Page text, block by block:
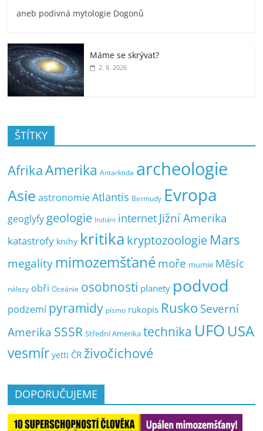
aneb podivná mytologie Dogonů
Máme se skrývat?
2. 8. 2026
ŠTÍTKY
AfrikaAmerika Antarktida archeologie
Asie astronomie Atlantis Bermudy Evropa
geoglyfy geologie Indiáni internet Jižní Amerika
katastrofy knihy kritika kryptozoologie Mars
megality mimozemšťanémoře mumie Měsíc
nálezy obři Oceánie osobnosti planety podvod
podzemí pyramidy písmo rukopis Rusko Severní
Amerika SSSR Střední Amerika technika UFO USA
vesmír yetti ČR živočichové
DOPORUČUJEME